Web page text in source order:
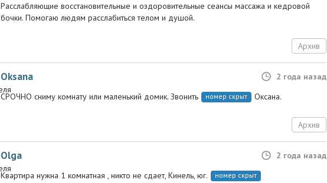
Расслабляющие восстановительные и оздоровительные сеансы массажа и кедровой
бочки. Помогаю людям расслабиться телом и душой.
Архив
Oksana
2 года назад
СРОЧНО сниму комнату или маленький домик. Звонить
номер скрыт Оксана.
Архив
Olga
2 года назад
Квартира нужна 1 комнатная , никто не сдает, Кинель, юг.
номер скрыт